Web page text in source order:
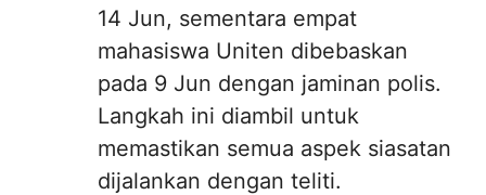
14 Jun, sementara empat
mahasiswa Uniten dibebaskan
pada 9 Jun dengan jaminan polis.
Langkah ini diambil untuk
memastikan semua aspek siasatan
dijalankan dengan teliti.